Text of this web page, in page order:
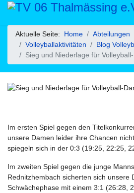
Aktuelle Seite: Home Abteilungen
Volleyballaktivitäten
Blog
Sieg und Niederlage für
Im ersten Spiel gegen den
unsere Damen leider ihre Chancen
spiegeln sich in der 0:3 (19:25, 22:25,
Im zweiten Spiel gegen die junge
Rednitzhembach sicherten sich unsere
Schwächephase mit einem 3:1 (26:28,